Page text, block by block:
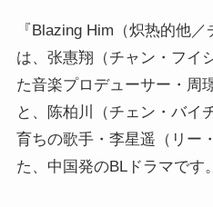
『Blazing Him（炽热的他／
は、张惠翔（チャン・フイ
た音楽プロデューサー・周
と、陈柏川（チェン・バイ
育ちの歌手・李星遥（リー
た、中国発のBLドラマです。